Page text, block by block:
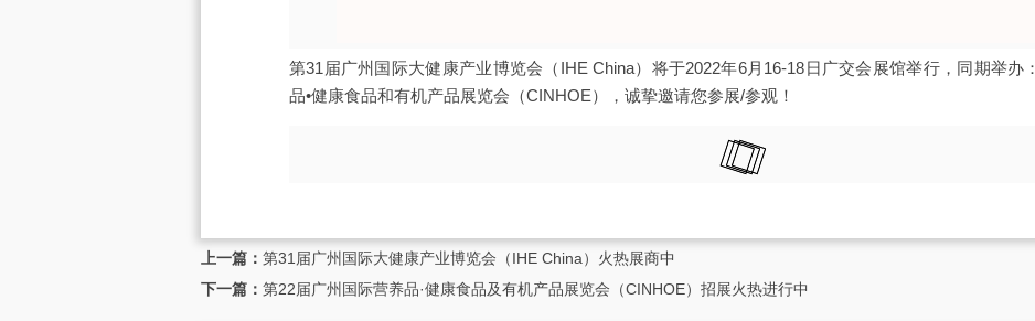
第31届广州国际大健康产业博览会（IHE China） 将于2022年6月16-18日广交会展馆举行，同期举办：
品•健康食品和有机产品展览会（CINHOE）
，诚挚邀请您参展/参观！
上一篇： 第31届广州国际大健康产业博览会（IHE China）火热展商中
下一篇： 第22届广州国际营养品·健康食品及有机产品展览会（CINHOE）招展火热进行中